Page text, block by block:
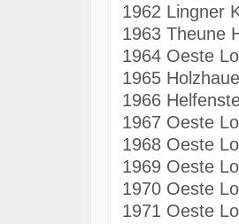
1962 Lingner
1963 Theune
1964 Oeste
1965
1966
1967 Oeste
1968 Oeste
1969 Oeste
1970 Oeste
1971 Oeste